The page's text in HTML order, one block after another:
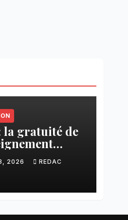
la gratuité de
vision
Président
par une
général
2026 REDAC